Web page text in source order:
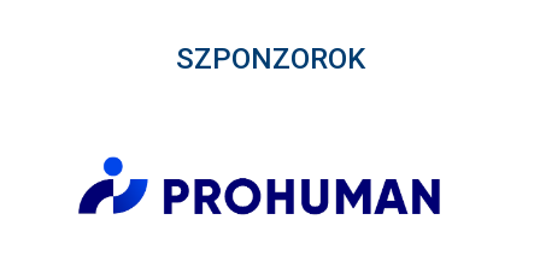
SZPONZOROK